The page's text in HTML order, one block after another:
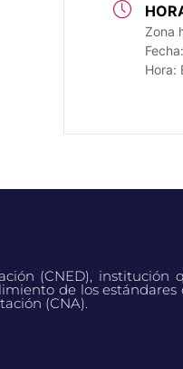
Zona
Fecha:
Hora:
(CNED), institución
de los estándares
(CNA).